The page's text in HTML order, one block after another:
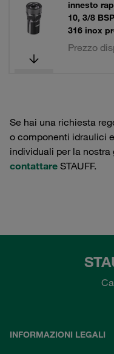
innesto
10, 3/8
316 inox
Prezzo
Se hai una richiesta
o componenti idraulici
individuali per la
contattare STAUFF.
INFORMAZIONI LEGALI